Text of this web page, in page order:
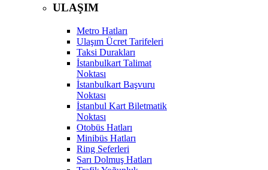
ULAŞIM
Metro Hatları
Ulaşım Ücret Tarifeleri
Taksi Durakları
İstanbulkart Talimat
Noktası
İstanbulkart Başvuru
Noktası
İstanbul Kart Biletmatik
Noktası
Otobüs Hatları
Minibüs Hatları
Ring Seferleri
Sarı Dolmuş Hatları